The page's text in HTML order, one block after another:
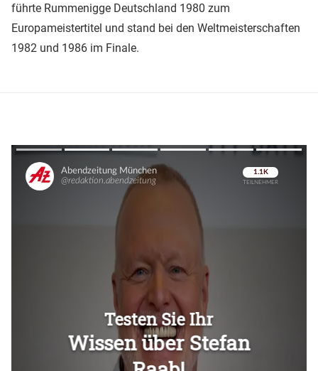
führte Rummenigge Deutschland 1980 zum
Europameistertitel und stand bei den Weltmeisterschaften
1982 und 1986 im Finale.
Überspringen
Überspringen